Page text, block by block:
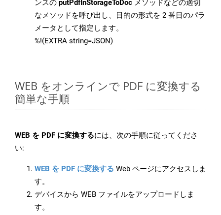
ンスの putPdfInStorageToDoc メソッドなどの適切
なメソッドを呼び出し、目的の形式を 2 番目のパラ
メータとして指定します。
%!(EXTRA string=JSON)
WEB をオンラインで PDF に変換する
簡単な手順
WEB を PDF に変換するには、次の手順に従ってくださ
い:
WEB を PDF に変換する Web ページにアクセスしま
す。
デバイスから WEB ファイルをアップロードしま
す。